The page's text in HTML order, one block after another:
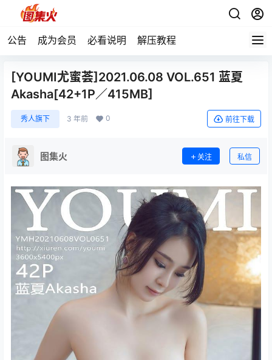
公告 成为会员 必看说明 解压教程
[YOUMI尤蜜荟]2021.06.08 VOL.651 蓝夏
Akasha[42+1P／415MB]
秀人旗下 3 年前 0 前往下载
图集火 关注 私信